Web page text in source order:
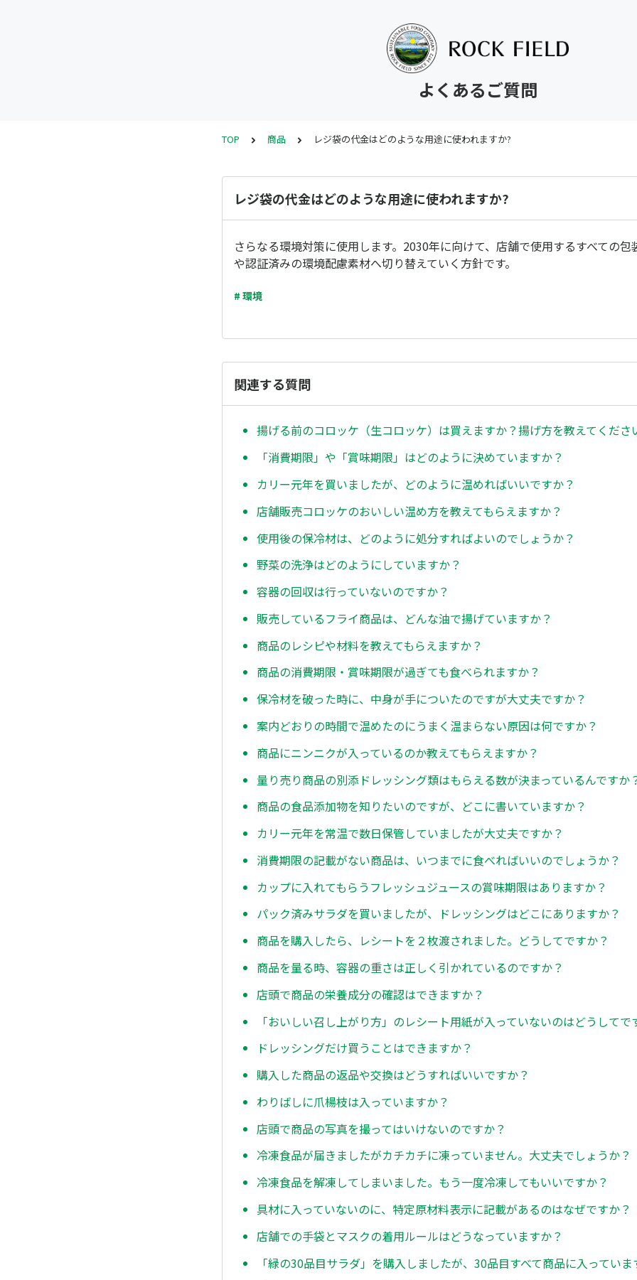
よくあるご質問
TOP 商品 レジ袋の代金はどのような用途に使われますか?
レジ袋の代金はどのような用途に使われますか?
さらなる環境対策に使用します。2030年に向けて、店舗で使用するすべての包
や認証済みの環境配慮素材へ切り替えていく方針です。
# 環境
関連する質問
揚げる前のコロッケ（生コロッケ）は買えますか？揚げ方を教えてくださ
「消費期限」や「賞味期限」はどのように決めていますか？
カリー元年を買いましたが、どのように温めればいいですか？
店舗販売コロッケのおいしい温め方を教えてもらえますか？
使用後の保冷材は、どのように処分すればよいのでしょうか？
野菜の洗浄はどのようにしていますか？
容器の回収は行っていないのですか？
販売しているフライ商品は、どんな油で揚げていますか？
商品のレシピや材料を教えてもらえますか？
商品の消費期限・賞味期限が過ぎても食べられますか？
保冷材を破った時に、中身が手についたのですが大丈夫ですか？
案内どおりの時間で温めたのにうまく温まらない原因は何ですか？
商品にニンニクが入っているのか教えてもらえますか？
量り売り商品の別添ドレッシング類はもらえる数が決まっているんですか
商品の食品添加物を知りたいのですが、どこに書いていますか？
カリー元年を常温で数日保管していましたが大丈夫ですか？
消費期限の記載がない商品は、いつまでに食べればいいのでしょうか？
カップに入れてもらうフレッシュジュースの賞味期限はありますか？
パック済みサラダを買いましたが、ドレッシングはどこにありますか？
商品を購入したら、レシートを２枚渡されました。どうしてですか？
商品を量る時、容器の重さは正しく引かれているのですか？
店頭で商品の栄養成分の確認はできますか？
「おいしい召し上がり方」のレシート用紙が入っていないのはどうしてで
ドレッシングだけ買うことはできますか？
購入した商品の返品や交換はどうすればいいですか？
わりばしに爪楊枝は入っていますか？
店頭で商品の写真を撮ってはいけないのですか？
冷凍食品が届きましたがカチカチに凍っていません。大丈夫でしょうか？
冷凍食品を解凍してしまいました。もう一度冷凍してもいいですか？
具材に入っていないのに、特定原材料表示に記載があるのはなぜですか？
店舗での手袋とマスクの着用ルールはどうなっていますか？
「緑の30品目サラダ」を購入しましたが、30品目すべて商品に入ってい